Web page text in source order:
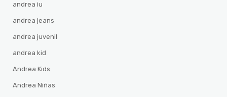
andrea iu
andrea jeans
andrea juvenil
andrea kid
Andrea Kids
Andrea Niñas